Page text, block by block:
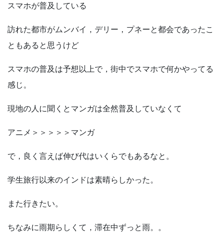
スマホが普及している
訪れた都市がムンバイ，デリー，プネーと都会であったこ
ともあると思うけど
スマホの普及は予想以上で，街中でスマホで何かやってる
感じ。
現地の人に聞くとマンガは全然普及していなくて
アニメ＞＞＞＞＞マンガ
で，良く言えば伸び代はいくらでもあるなと。
学生旅行以来のインドは素晴らしかった。
また行きたい。
ちなみに雨期らしくて，滞在中ずっと雨。。